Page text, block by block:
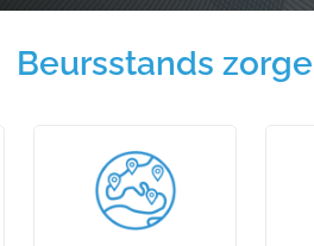
Beursstands